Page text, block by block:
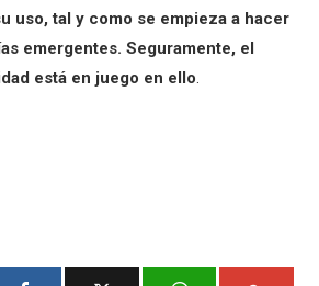
uso, tal y como se empieza a hacer
emergentes. Seguramente, el
está en juego en ello.